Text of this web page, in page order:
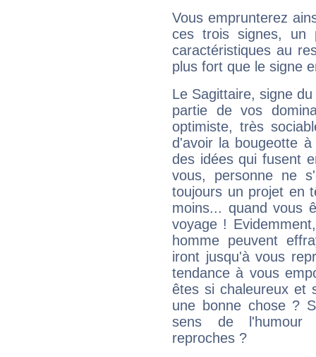
Vous emprunterez
ces trois signes, un
caractéristiques au
plus fort que le signe
Le Sagittaire, signe
partie de vos
optimiste, très
d'avoir la bougeotte
des idées qui fusent
vous, personne ne
toujours un projet en
moins... quand vous
voyage !
homme peuvent
iront jusqu'à vous
tendance à vous
êtes si chaleureux et
une bonne chose ?
sens de l'humour
reproches ?